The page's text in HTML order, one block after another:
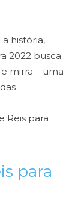
história,
2022 busca
mirra – uma
Reis para
para